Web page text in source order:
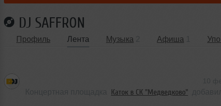
DJ SAFFRON
Профиль Лента Музыка Афиша
Каток в СК "Медведково"